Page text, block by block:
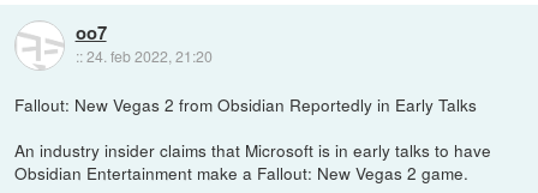
oo7
::24. feb 2022, 21:20
Fallout: New Vegas 2 from Obsidian Reportedly in Early Talks
An industry insider claims that Microsoft is in early talks to have
Obsidian Entertainment make a Fallout: New Vegas 2 game.